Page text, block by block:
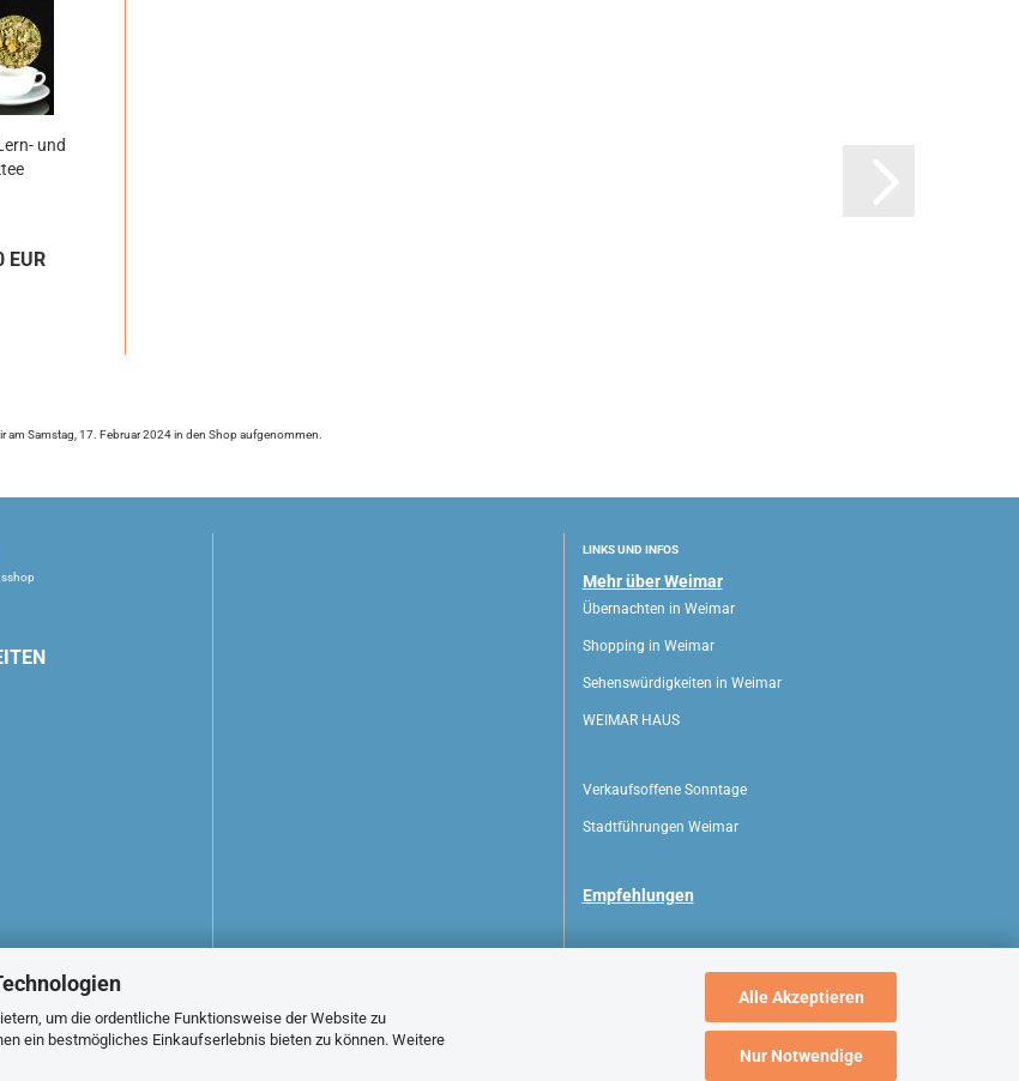
um die ordentliche Funktionsweise der Website zu
ein bestmögliches Einkaufserlebnis bieten zu können. Weitere
Alle Akzeptieren
Nur Notwendige
und
EUR
am Samstag, 17. Februar 2024 in den Shop aufgenommen.
LINKS UND INFOS
Mehr über Weimar
Übernachten in Weimar
Shopping in Weimar
Sehenswürdigkeiten in Weimar
WEIMAR HAUS
Verkaufsoffene Sonntage
Stadtführungen Weimar
Empfehlungen